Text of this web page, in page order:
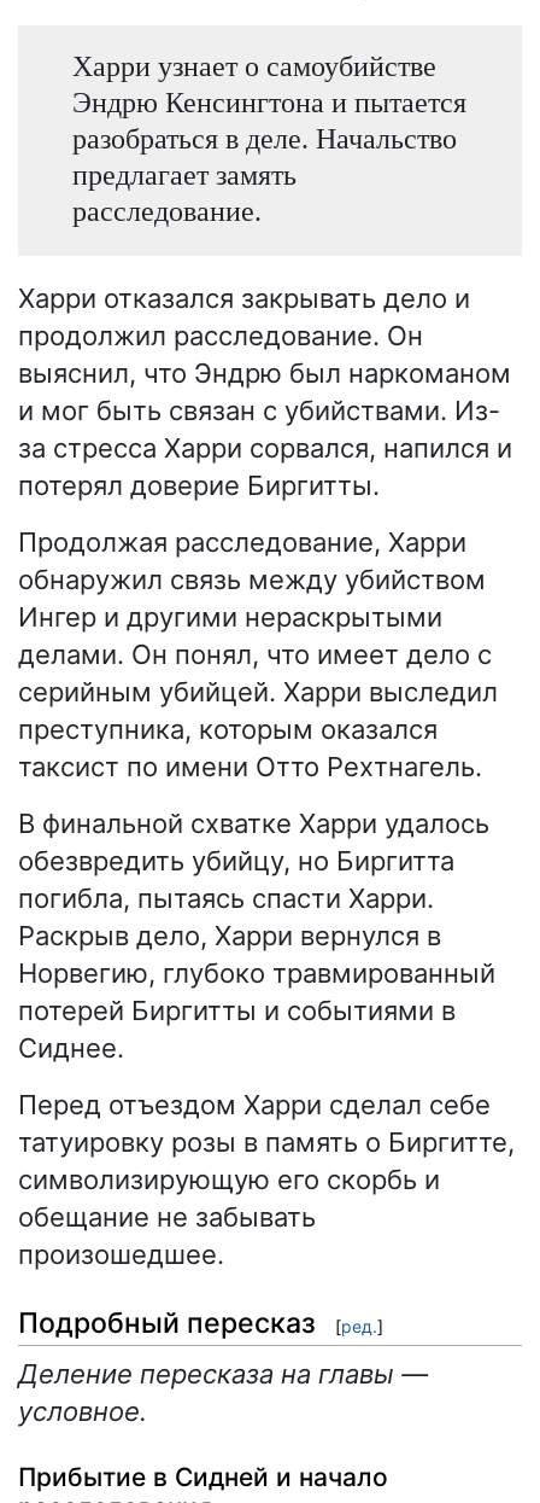
Харри узнает о самоубийстве
Эндрю Кенсингтона и пытается
разобраться в деле. Начальство
предлагает замять
расследование.
Харри отказался закрывать дело и
продолжил расследование. Он
выяснил, что Эндрю был наркоманом
и мог быть связан с убийствами. Из-
за стресса Харри сорвался, напился и
потерял доверие Биргитты.
Продолжая расследование, Харри
обнаружил связь между убийством
Ингер и другими нераскрытыми
делами. Он понял, что имеет дело с
серийным убийцей. Харри выследил
преступника, которым оказался
таксист по имени Отто Рехтнагель.
В финальной схватке Харри удалось
обезвредить убийцу, но Биргитта
погибла, пытаясь спасти Харри.
Раскрыв дело, Харри вернулся в
Норвегию, глубоко травмированный
потерей Биргитты и событиями в
Сиднее.
Перед отъездом Харри сделал себе
татуировку розы в память о Биргитте,
символизирующую его скорбь и
обещание не забывать
произошедшее.
Подробный пересказ [ред.]
Деление пересказа на главы —
условное.
Прибытие в Сидней и начало